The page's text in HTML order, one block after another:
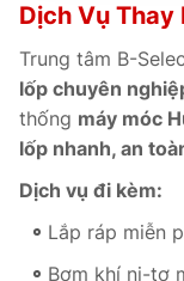
Dịch Vụ Thay
Trung tâm B-
lốp chuyên
thống máy móc
lốp nhanh, an
Dịch vụ đi kèm:
Lắp ráp miễn
Bơm khí ni-tơ